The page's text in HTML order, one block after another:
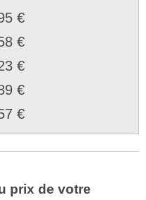
€
€
€
€
€
prix de votre